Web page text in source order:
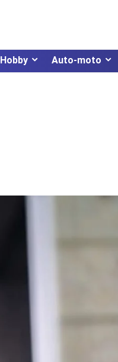
Hobby Auto-moto